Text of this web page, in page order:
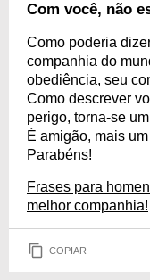
Com você, não
Como poderia
companhia do
obediência, seu
Como descrever
perigo, torna-se
É amigão, mais
Parabéns!
Frases para
melhor companhia!
COPIAR